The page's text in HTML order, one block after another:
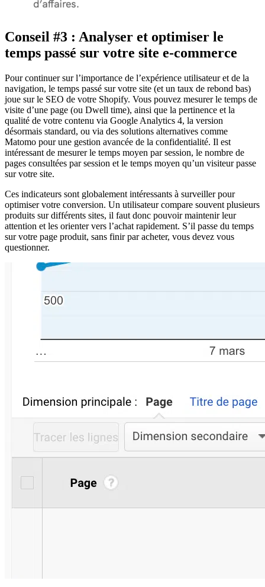
Conseil #3 : Analyser et optimiser le
temps passé sur votre site e-commerce
Pour continuer sur l’importance de l’expérience utilisateur et de la
navigation, le temps passé sur votre site (et un taux de rebond bas)
joue sur le SEO de votre Shopify. Vous pouvez mesurer le temps de
visite d’une page (ou Dwell time), ainsi que la pertinence et la
qualité de votre contenu via Google Analytics 4, la version
désormais standard, ou via des solutions alternatives comme
Matomo pour une gestion avancée de la confidentialité. Il est
intéressant de mesurer le temps moyen par session, le nombre de
pages consultées par session et le temps moyen qu’un visiteur passe
sur votre site.
Ces indicateurs sont globalement intéressants à surveiller pour
optimiser votre conversion. Un utilisateur compare souvent plusieurs
produits sur différents sites, il faut donc pouvoir maintenir leur
attention et les orienter vers l’achat rapidement. S’il passe du temps
sur votre page produit, sans finir par acheter, vous devez vous
questionner.